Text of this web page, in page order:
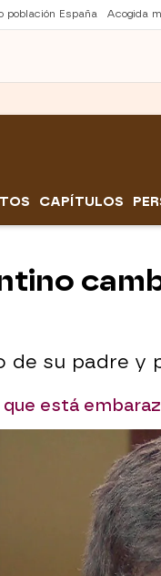
población España Acogida
CAPÍTULOS
de su padre
está